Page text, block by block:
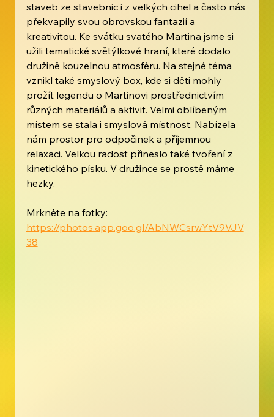
staveb ze stavebnic i z velkých cihel a často nás
překvapily svou obrovskou fantazií a
kreativitou. Ke svátku svatého Martina jsme si
užili tematické světýlkové hraní, které dodalo
družině kouzelnou atmosféru. Na stejné téma
vznikl také smyslový box, kde si děti mohly
prožít legendu o Martinovi prostřednictvím
různých materiálů a aktivit. Velmi oblíbeným
místem se stala i smyslová místnost. Nabízela
nám prostor pro odpočinek a příjemnou
relaxaci. Velkou radost přineslo také tvoření z
kinetického písku. V družince se prostě máme
hezky.
Mrkněte na fotky:
https://photos.app.goo.gl/AbNWCsrwYtV9VJV
38